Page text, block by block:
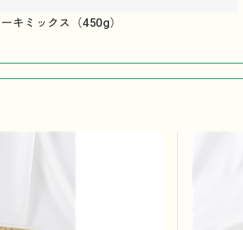
キミックス（450g）